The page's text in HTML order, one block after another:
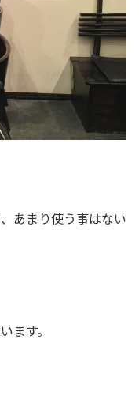
あまり使う事はない
ます。